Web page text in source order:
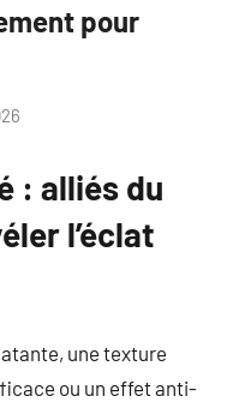
pour
: alliés du
l’éclat
une texture
ou un effet anti-